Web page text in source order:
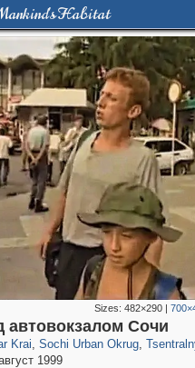
Habitat
Sizes:482×290 |
автовокзалом Сочи
29,243
Krai, Sochi Urban Okrug
24,463 89
,
12,183
1999